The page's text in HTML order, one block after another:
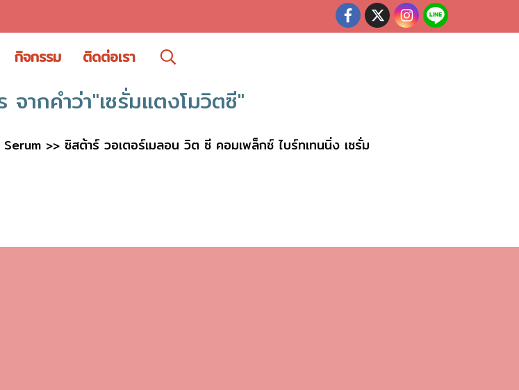
กิจกรรม ติดต่อเรา
ากคำว่า"เซรั่มแตงโมวิตซี"
>> ซิสต้าร์ วอเตอร์เมลอน วิต ซี คอมเพล็กซ์ ไบร์ทเทนนิ่ง เซรั่ม